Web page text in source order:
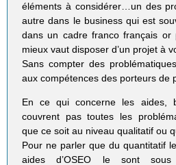
éléments à considérer…un des
autre dans le business qui est
dans un cadre franco français or
mieux vaut disposer d’un projet à
Sans compter des
aux compétences des porteurs de
En ce qui concerne les aides,
couvrent pas toutes les
que ce soit au niveau qualitatif ou
Pour ne parler que du quantitatif
aides d’OSEO le sont